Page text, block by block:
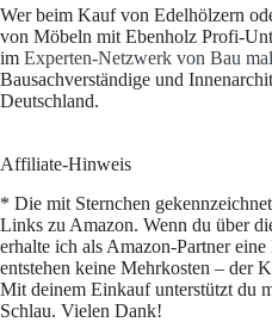
Wer beim Kauf von Edelhölzern
von Möbeln mit Ebenholz Profi-
im Experten-Netzwerk von Bau
Bausachverständige und
Deutschland.
Affiliate-Hinweis
* Die mit Sternchen
Links zu Amazon. Wenn du über
erhalte ich als Amazon-Partner
entstehen keine Mehrkosten – der
Mit deinem Einkauf unterstützt du
Schlau. Vielen Dank!